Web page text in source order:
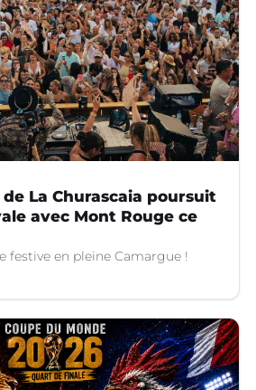
La Churascaia poursuit
avec Mont Rouge ce
festive en pleine Camargue !